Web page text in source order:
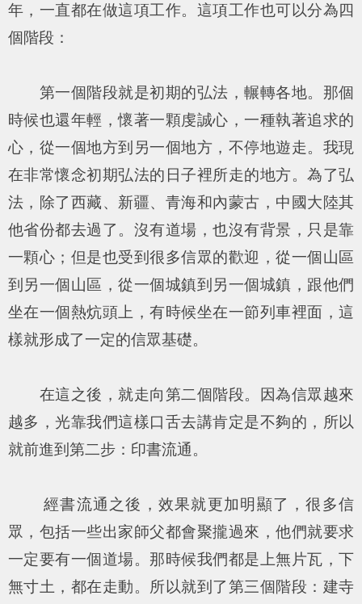
年，一直都在做這項工作。這項工作也可以分為四
個階段：
第一個階段就是初期的弘法，輾轉各地。那個
時候也還年輕，懷著一顆虔誠心，一種執著追求的
心，從一個地方到另一個地方，不停地遊走。我現
在非常懷念初期弘法的日子裡所走的地方。為了弘
法，除了西藏、新疆、青海和內蒙古，中國大陸其
他省份都去過了。沒有道場，也沒有背景，只是靠
一顆心；但是也受到很多信眾的歡迎，從一個山區
到另一個山區，從一個城鎮到另一個城鎮，跟他們
坐在一個熱炕頭上，有時候坐在一節列車裡面，這
樣就形成了一定的信眾基礎。
在這之後，就走向第二個階段。因為信眾越來
越多，光靠我們這樣口舌去講肯定是不夠的，所以
就前進到第二步：印書流通。
經書流通之後，效果就更加明顯了，很多信
眾，包括一些出家師父都會聚攏過來，他們就要求
一定要有一個道場。那時候我們都是上無片瓦，下
無寸土，都在走動。所以就到了第三個階段：建寺